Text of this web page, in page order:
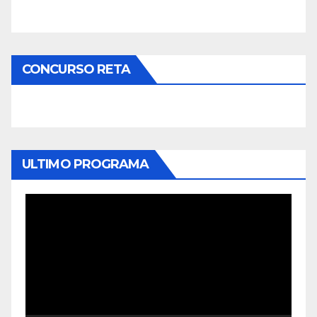
CONCURSO RETA
ULTIMO PROGRAMA